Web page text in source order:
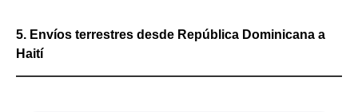
5. Envíos terrestres desde República Dominicana a
Haití